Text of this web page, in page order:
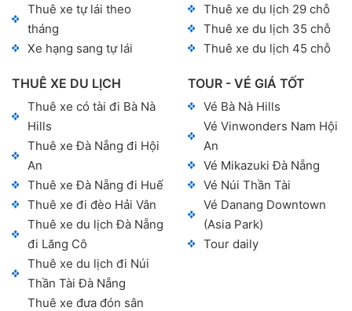
Thuê xe tự lái theo
tháng
Xe hạng sang tự lái
THUÊ XE DU LỊCH
Thuê xe có tài đi Bà Nà
Hills
Thuê xe Đà Nẵng đi Hội
An
Thuê xe Đà Nẵng đi Huế
Thuê xe đi đèo Hải Vân
Thuê xe du lịch Đà Nẵng
đi Lăng Cô
Thuê xe du lịch đi Núi
Thần Tài Đà Nẵng
Thuê xe đưa đón sân
Thuê xe du lịch 29 chỗ
Thuê xe du lịch 35 chỗ
Thuê xe du lịch 45 chỗ
TOUR - VÉ GIÁ TỐT
Vé Bà Nà Hills
Vé Vinwonders Nam Hội
An
Vé Mikazuki Đà Nẵng
Vé Núi Thần Tài
Vé Danang Downtown
(Asia Park)
Tour daily